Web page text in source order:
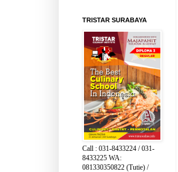
TRISTAR SURABAYA
Call : 031-8433224 / 031-
8433225 WA:
081330350822 (Tutie) /